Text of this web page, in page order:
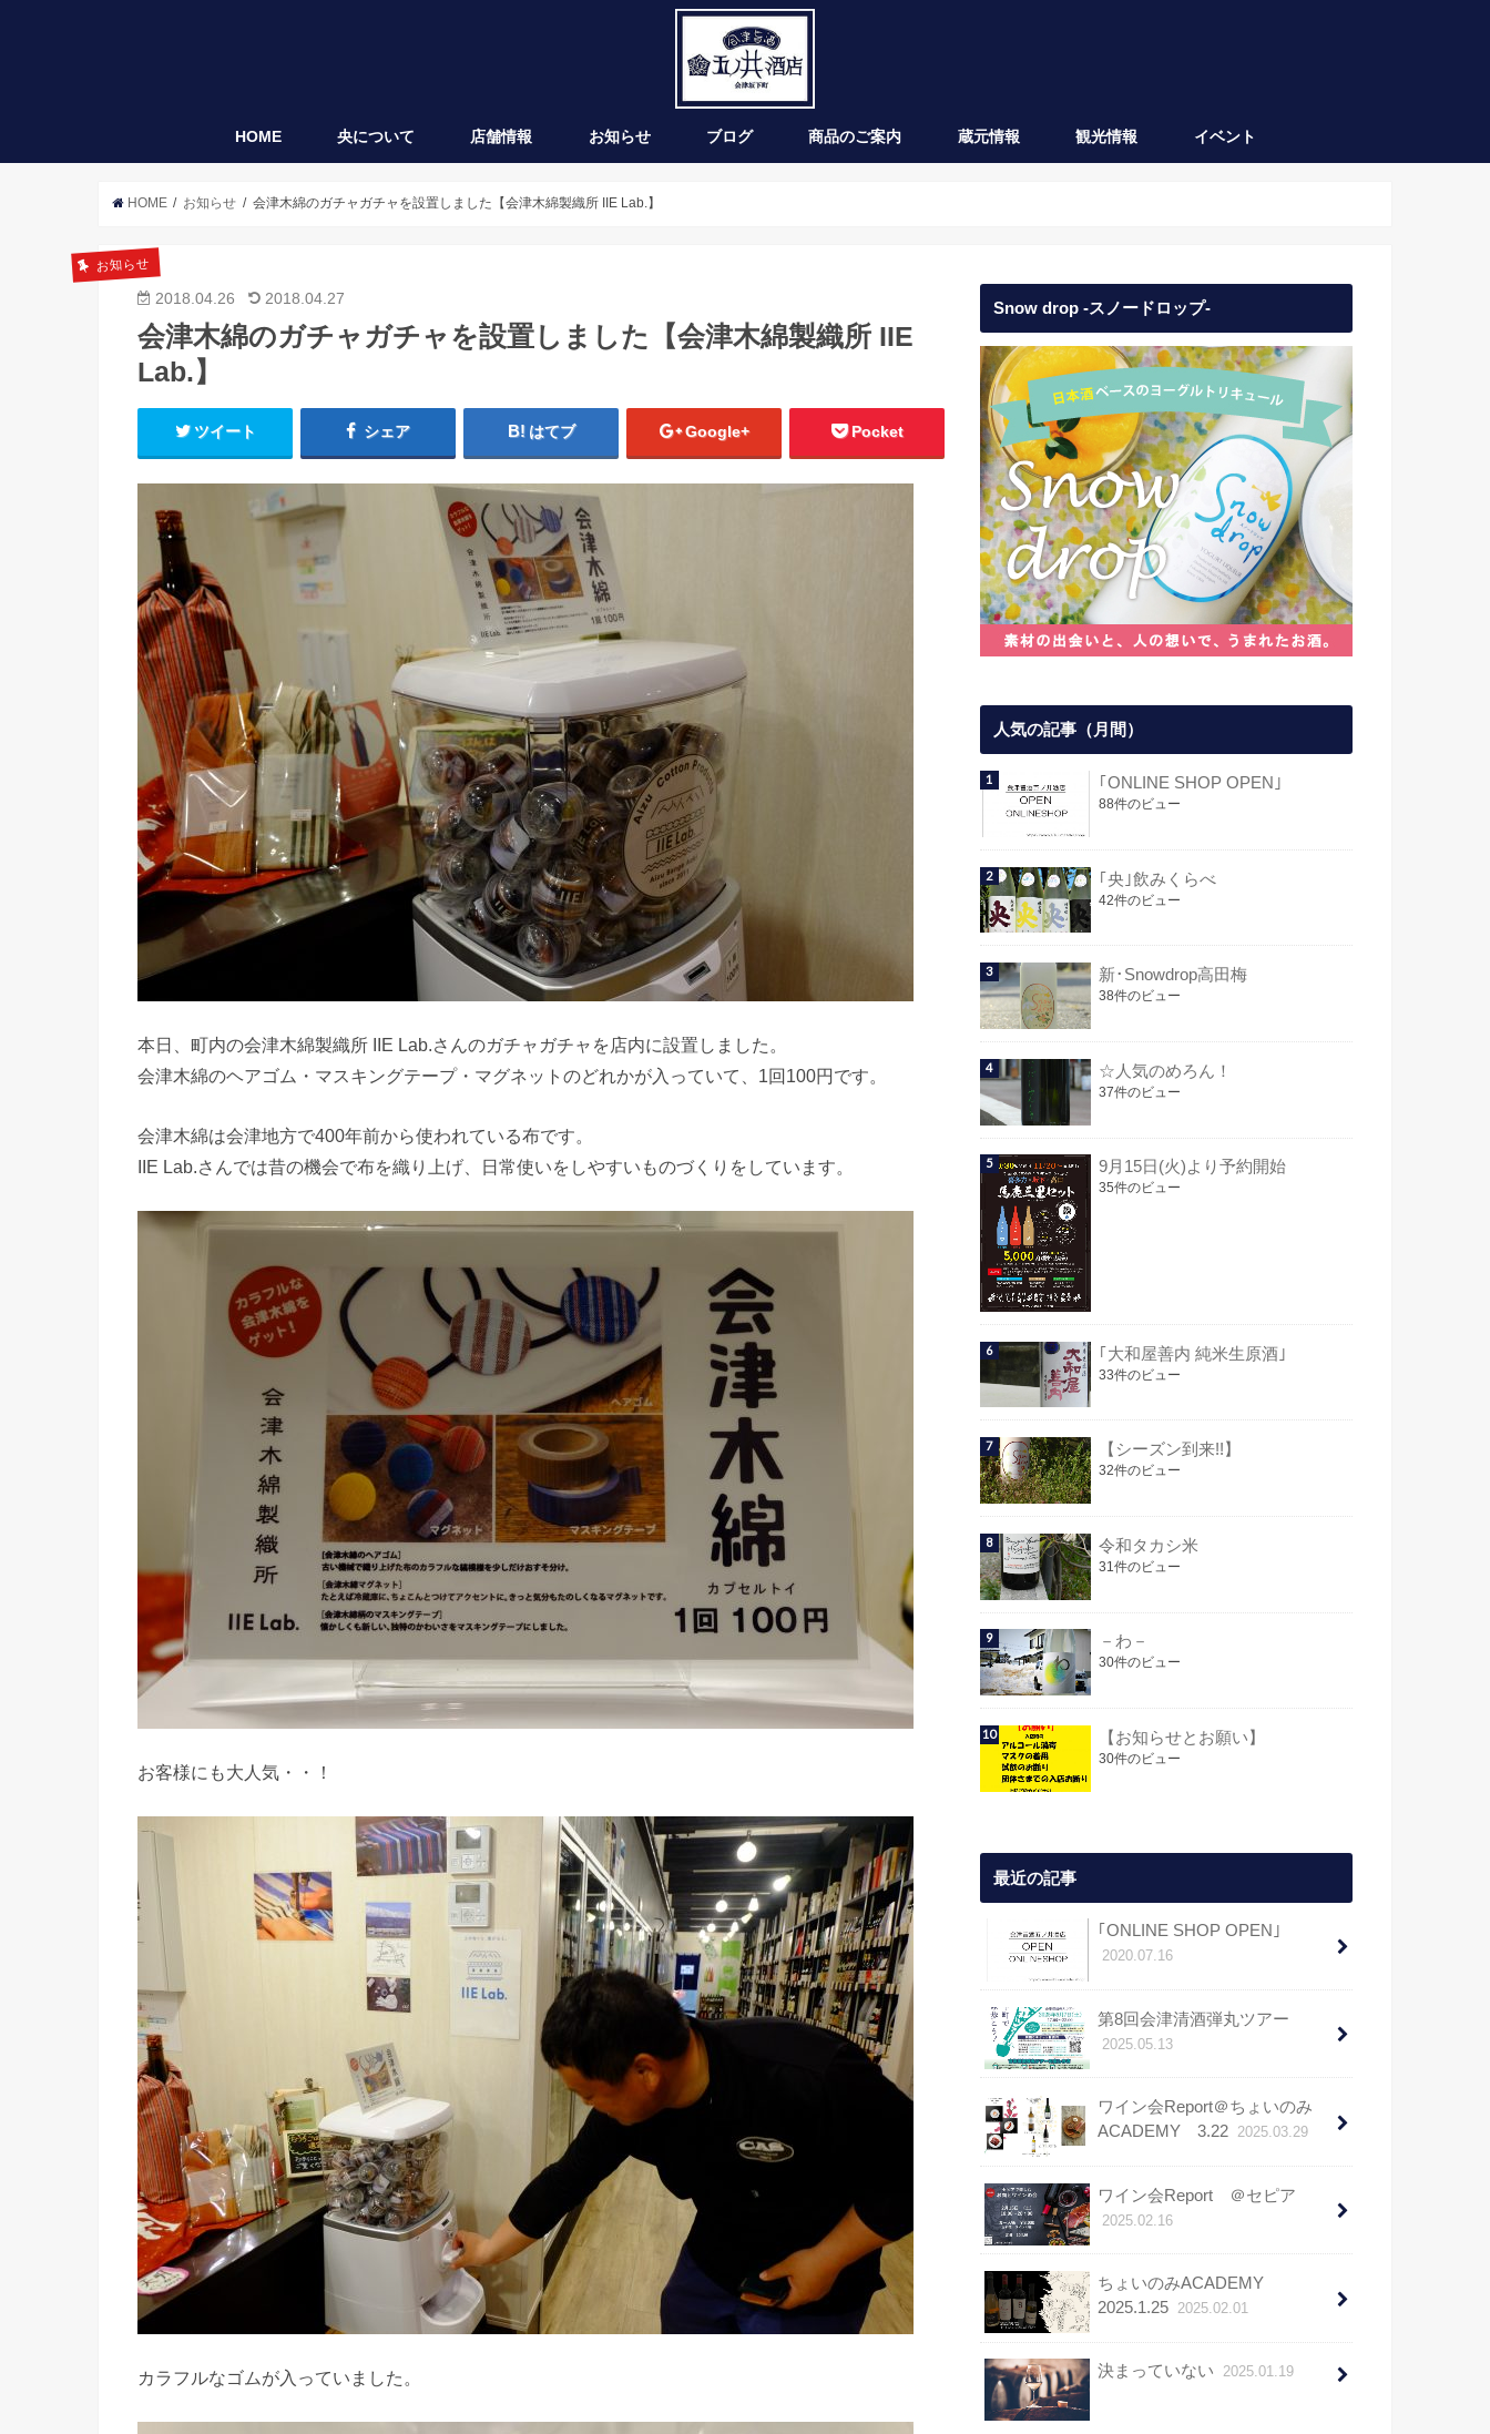
HOME 央について 店舗情報 お知らせ ブログ 商品のご案内 蔵元情報 観光情報 イベント
HOME お知らせ 会津木綿のガチャガチャを設置しました【会津木綿製織所 IIE Lab.】
お知らせ
2018.04.26 2018.04.27
会津木綿のガチャガチャを設置しました【会津木綿製織所 IIE
Lab.】
ツイート シェア はてブ Google+ Pocket
本日、町内の会津木綿製織所 IIE Lab.さんのガチャガチャを店内に設置しました。
会津木綿のヘアゴム・マスキングテープ・マグネットのどれかが入っていて、1回100円です。
会津木綿は会津地方で400年前から使われている布です。
IIE Lab.さんでは昔の機会で布を織り上げ、日常使いをしやすいものづくりをしています。
お客様にも大人気・・！
カラフルなゴムが入っていました。
Snow drop -スノードロップ-
人気の記事（月間）
｢ONLINE SHOP OPEN｣
88件のビュー
｢央｣飲みくらべ
42件のビュー
新･Snowdrop高田梅
38件のビュー
☆人気のめろん！
37件のビュー
9月15日(火)より予約開始
35件のビュー
｢大和屋善内 純米生原酒｣
33件のビュー
【シーズン到来!!】
32件のビュー
令和タカシ米
31件のビュー
－わ－
30件のビュー
【お知らせとお願い】
30件のビュー
最近の記事
｢ONLINE SHOP OPEN｣
2020.07.16
第8回会津清酒弾丸ツアー
2025.05.13
ワイン会Report＠ちょいのみ
ACADEMY 3.22 2025.03.29
ワイン会Report ＠セピア
2025.02.16
ちょいのみACADEMY
2025.1.25 2025.02.01
決まっていない 2025.01.19